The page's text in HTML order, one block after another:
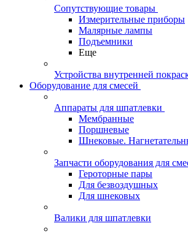
Сопутствующие товары
Измерительные приборы
Малярные лампы
Подъемники
Еще
Устройства внутренней
Оборудование для смесей
Аппараты для шпатлевки
Мембранные
Поршневые
Шнековые.
Запчасти оборудования для
Героторные пары
Для безвоздушных
Для шнековых
Валики для шпатлевки